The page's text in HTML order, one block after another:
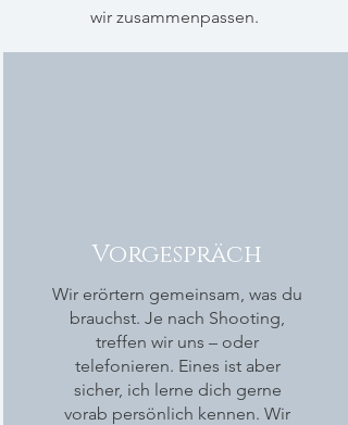
wir zusammenpassen.
Vorgespräch
Wir erörtern gemeinsam, was du
brauchst. Je nach Shooting,
treffen wir uns – oder
telefonieren. Eines ist aber
sicher, ich lerne dich gerne
vorab persönlich kennen. Wir